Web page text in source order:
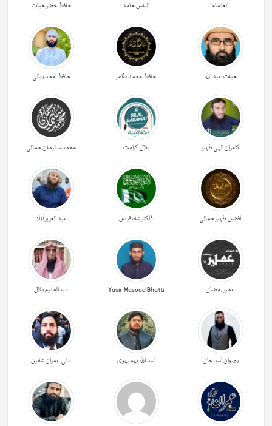
العلماء الیاس حامد حافظ خضر حیات
حیات عبد اللہ حافظ محمد طاھر حافظ امجد ربانی
کامران الہی ظہیر بلال کرامت محمد سلیمان جمالی
افضل ظہیر جمالی ڈاکٹر شاہ فیض عبد العزیز آزاد
عمیر رمضان Yasir Masood Bhatti عبدالحليم بلال
رضوان اسد خان اسد اللہ بھمبھوی علی عمران شاہین